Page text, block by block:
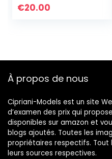
Ligne Spécial Pour
€20.00
À propos de nous
Cipriani-Models est un site
d’examen des prix qui
disponibles sur amazon et
blogs ajoutés. Toutes les
propriétaires respectifs.
leurs sources respectives.